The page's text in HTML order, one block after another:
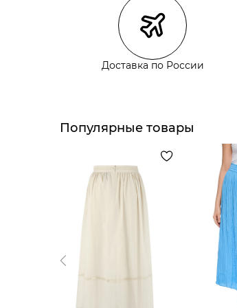
Курьерская доставка СДЭК
Самовывоз из пункта выдачи СДЭК
Самовывоз из наших магазинов
Самовывоз из пункта выдачи СДЭК
Доставка по России
Популярные товары